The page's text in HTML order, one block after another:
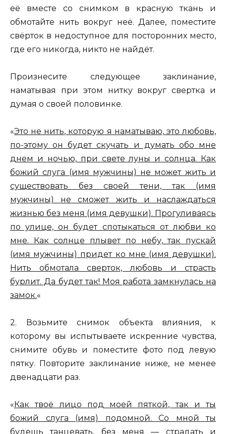
её вместе со снимком в красную ткань и
обмотайте нить вокруг неё. Далее, поместите
свёрток в недоступное для посторонних место,
где его никогда, никто не найдёт.
Произнесите следующее заклинание,
наматывая при этом нитку вокруг свертка и
думая о своей половинке.
«Это не нить, которую я наматываю, это любовь,
по-этому он будет скучать и думать обо мне
днем и ночью, при свете луны и солнца. Как
божий слуга (имя мужчины) не может жить и
существовать без своей тени, так (имя
мужчины) не сможет жить и наслаждаться
жизнью без меня (имя девушки). Прогуливаясь
по улице, он будет спотыкаться от любви ко
мне. Как солнце плывет по небу, так пускай
(имя мужчины) придет ко мне (имя девушки).
Нить обмотала сверток, любовь и страсть
бурлит. Да будет так! Моя работа замкнулась на
замок.«
2. Возьмите снимок объекта влияния, к
которому вы испытываете искренние чувства,
снимите обувь и поместите фото под левую
пятку. Повторите заклинание ниже, не менее
двенадцати раз.
« Как твоё лицо под моей пяткой, так и ты
божий слуга (имя) подомной. Со мной ты
будешь танцевать, без меня — страдать и